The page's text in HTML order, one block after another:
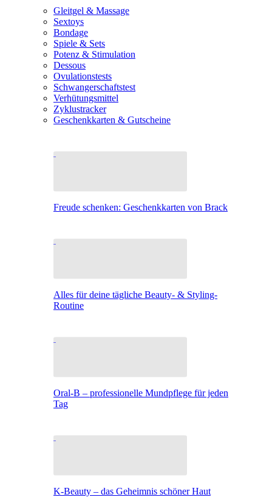
Gleitgel & Massage
Sextoys
Bondage
Spiele & Sets
Potenz & Stimulation
Dessous
Ovulationstests
Schwangerschaftstest
Verhütungsmittel
Zyklustracker
Geschenkkarten & Gutscheine
Freude schenken: Geschenkkarten von Brack
Alles für deine tägliche Beauty- & Styling-
Routine
Oral-B – professionelle Mundpflege für jeden
Tag
K-Beauty – das Geheimnis schöner Haut